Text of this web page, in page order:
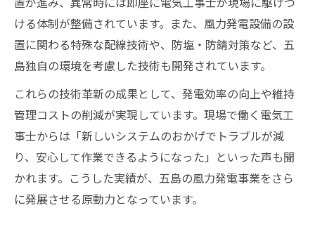
電気工事がもたらす地域社会への持続的貢
献
再生可能エネルギーと電気工事の社会的意
義
地域に根ざした電気工事の価値と影響
電気工事が促す五島の持続可能な発展
住民と共創する電気工事の取り組み
ける体制が整備されています。また、風力発電設備の設
置に関わる特殊な配線技術や、防塩・防錆対策など、五
島独自の環境を考慮した技術も開発されています。
これらの技術革新の成果として、発電効率の向上や維持
管理コストの削減が実現しています。現場で働く電気工
事士からは「新しいシステムのおかげでトラブルが減
り、安心して作業できるようになった」といった声も聞
かれます。こうした実績が、五島の風力発電事業をさら
に発展させる原動力となっています。